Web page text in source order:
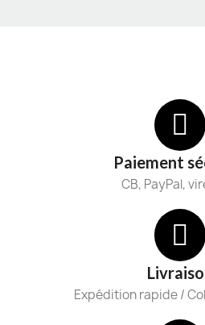
Paiement
CB, PayPal,
Expédition rapide /